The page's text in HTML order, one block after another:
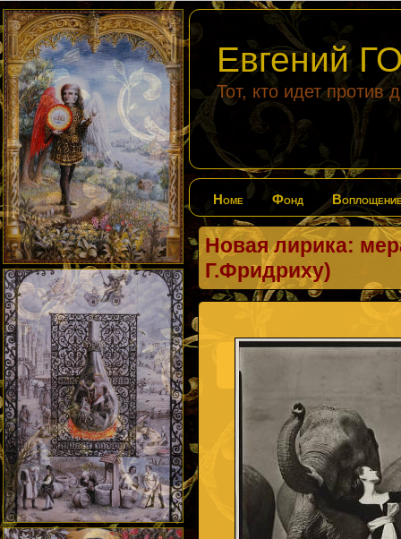
Евгений
Тот, кто идет против
Home Фонд
Новая лирика:
Г.Фридриху)